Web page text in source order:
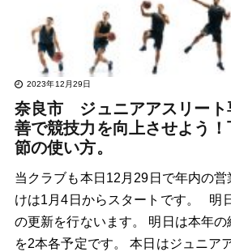
2023年12月29日
奈良市 ジュニアアスリート
善で競技力を向上させよう
節の使い方。
当クラブも本日12月29日で年内の
けは1月4日からスタートです。 明
の更新を行ないます。 明日は本年
を2本各予定です。 本日はジュニア